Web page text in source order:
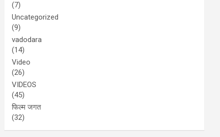
(7)
Uncategorized
(9)
vadodara
(14)
Video
(26)
VIDEOS
(45)
फिल्म जगत
(32)